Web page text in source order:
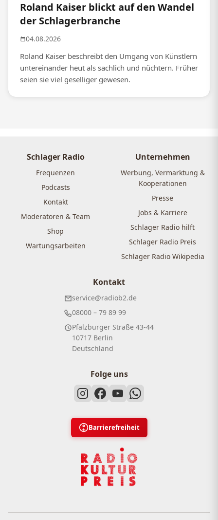
Roland Kaiser blickt auf den Wandel
der Schlagerbranche
04.08.2026
Roland Kaiser beschreibt den Umgang von Künstlern
untereinander heut als sachlich und nüchtern. Früher
seien sie viel geselliger gewesen.
Schlager Radio
Frequenzen
Podcasts
Kontakt
Moderatoren & Team
Shop
Wartungsarbeiten
Unternehmen
Werbung, Vermarktung &
Kooperationen
Presse
Jobs & Karriere
Schlager Radio hilft
Schlager Radio Preis
Schlager Radio Wikipedia
Kontakt
service@radiob2.de
08000 – 79 89 99
Pfalzburger Straße 43-44
10717 Berlin
Deutschland
Folge uns
Barrierefreiheit